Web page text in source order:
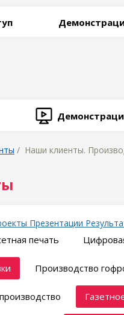
/ Наши клиенты.
Презентации
печать
Производство